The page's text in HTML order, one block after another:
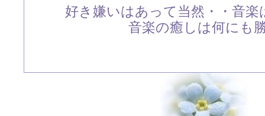
好き嫌いはあって当然・・音
音楽の癒しは何にも